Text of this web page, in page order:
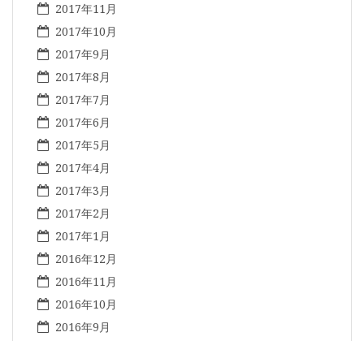
2017年11月
2017年10月
2017年9月
2017年8月
2017年7月
2017年6月
2017年5月
2017年4月
2017年3月
2017年2月
2017年1月
2016年12月
2016年11月
2016年10月
2016年9月